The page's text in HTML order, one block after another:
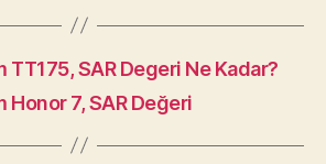
TT175, SAR Degeri Ne Kadar?
Honor 7, SAR Değeri